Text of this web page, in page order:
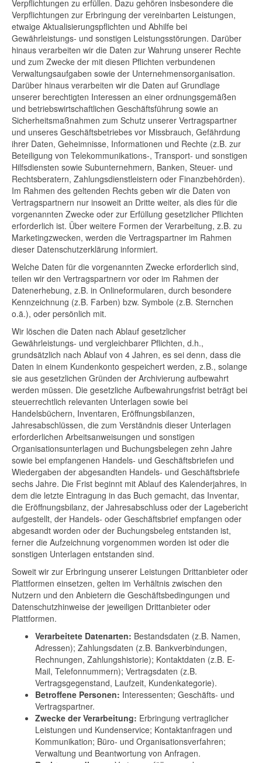
Verpflichtungen zu erfüllen. Dazu gehören insbesondere die
Verpflichtungen zur Erbringung der vereinbarten Leistungen,
etwaige Aktualisierungspflichten und Abhilfe bei
Gewährleistungs- und sonstigen Leistungsstörungen. Darüber
hinaus verarbeiten wir die Daten zur Wahrung unserer Rechte
und zum Zwecke der mit diesen Pflichten verbundenen
Verwaltungsaufgaben sowie der Unternehmensorganisation.
Darüber hinaus verarbeiten wir die Daten auf Grundlage
unserer berechtigten Interessen an einer ordnungsgemäßen
und betriebswirtschaftlichen Geschäftsführung sowie an
Sicherheitsmaßnahmen zum Schutz unserer Vertragspartner
und unseres Geschäftsbetriebes vor Missbrauch, Gefährdung
ihrer Daten, Geheimnisse, Informationen und Rechte (z.B. zur
Beteiligung von Telekommunikations-, Transport- und sonstigen
Hilfsdiensten sowie Subunternehmern, Banken, Steuer- und
Rechtsberatern, Zahlungsdienstleistern oder Finanzbehörden).
Im Rahmen des geltenden Rechts geben wir die Daten von
Vertragspartnern nur insoweit an Dritte weiter, als dies für die
vorgenannten Zwecke oder zur Erfüllung gesetzlicher Pflichten
erforderlich ist. Über weitere Formen der Verarbeitung, z.B. zu
Marketingzwecken, werden die Vertragspartner im Rahmen
dieser Datenschutzerklärung informiert.
Welche Daten für die vorgenannten Zwecke erforderlich sind,
teilen wir den Vertragspartnern vor oder im Rahmen der
Datenerhebung, z.B. in Onlineformularen, durch besondere
Kennzeichnung (z.B. Farben) bzw. Symbole (z.B. Sternchen
o.ä.), oder persönlich mit.
Wir löschen die Daten nach Ablauf gesetzlicher
Gewährleistungs- und vergleichbarer Pflichten, d.h.,
grundsätzlich nach Ablauf von 4 Jahren, es sei denn, dass die
Daten in einem Kundenkonto gespeichert werden, z.B., solange
sie aus gesetzlichen Gründen der Archivierung aufbewahrt
werden müssen. Die gesetzliche Aufbewahrungsfrist beträgt bei
steuerrechtlich relevanten Unterlagen sowie bei
Handelsbüchern, Inventaren, Eröffnungsbilanzen,
Jahresabschlüssen, die zum Verständnis dieser Unterlagen
erforderlichen Arbeitsanweisungen und sonstigen
Organisationsunterlagen und Buchungsbelegen zehn Jahre
sowie bei empfangenen Handels- und Geschäftsbriefen und
Wiedergaben der abgesandten Handels- und Geschäftsbriefe
sechs Jahre. Die Frist beginnt mit Ablauf des Kalenderjahres, in
dem die letzte Eintragung in das Buch gemacht, das Inventar,
die Eröffnungsbilanz, der Jahresabschluss oder der Lagebericht
aufgestellt, der Handels- oder Geschäftsbrief empfangen oder
abgesandt worden oder der Buchungsbeleg entstanden ist,
ferner die Aufzeichnung vorgenommen worden ist oder die
sonstigen Unterlagen entstanden sind.
Soweit wir zur Erbringung unserer Leistungen Drittanbieter oder
Plattformen einsetzen, gelten im Verhältnis zwischen den
Nutzern und den Anbietern die Geschäftsbedingungen und
Datenschutzhinweise der jeweiligen Drittanbieter oder
Plattformen.
Verarbeitete Datenarten: Bestandsdaten (z.B. Namen,
Adressen); Zahlungsdaten (z.B. Bankverbindungen,
Rechnungen, Zahlungshistorie); Kontaktdaten (z.B. E-
Mail, Telefonnummern); Vertragsdaten (z.B.
Vertragsgegenstand, Laufzeit, Kundenkategorie).
Betroffene Personen: Interessenten; Geschäfts- und
Vertragspartner.
Zwecke der Verarbeitung: Erbringung vertraglicher
Leistungen und Kundenservice; Kontaktanfragen und
Kommunikation; Büro- und Organisationsverfahren;
Verwaltung und Beantwortung von Anfragen.